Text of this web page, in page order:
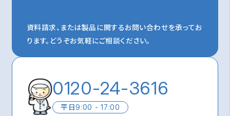
資料請求、または製品に関するお問い合わせを承ってお
ります。 どうぞお気軽にご相談ください。
0120-24-3616
平日9:00 - 17:00